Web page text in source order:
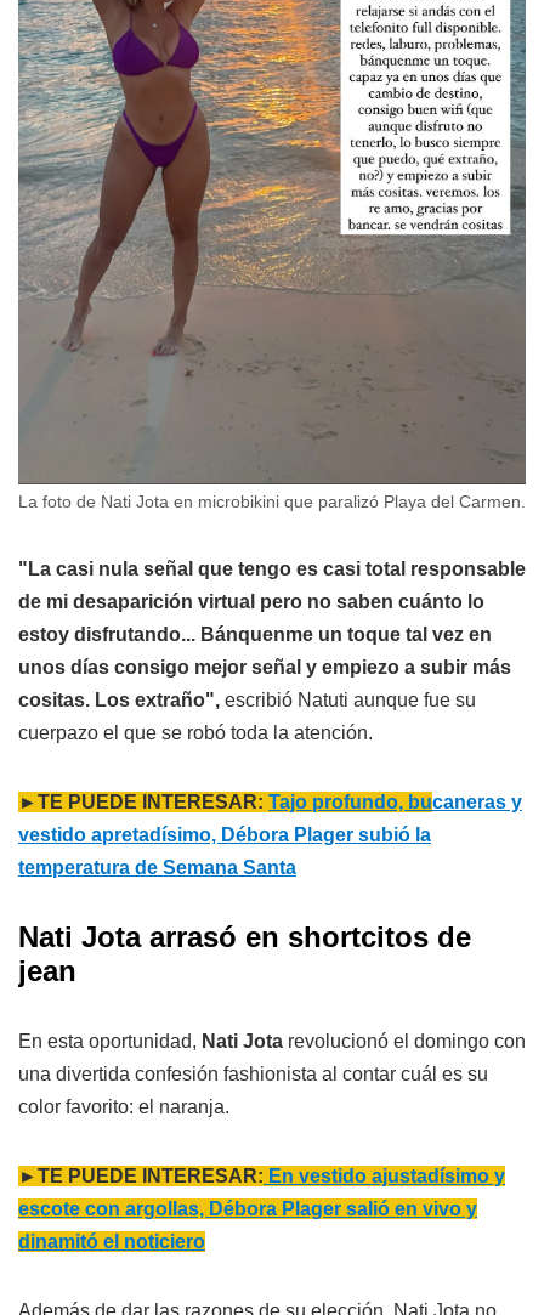
La foto de Nati Jota en microbikini que paralizó Playa del Carmen.
"La casi nula señal que tengo es casi total responsable
de mi desaparición virtual pero no saben cuánto lo
estoy disfrutando... Bánquenme un toque tal vez en
unos días consigo mejor señal y empiezo a subir más
cositas. Los extraño", escribió Natuti aunque fue su
cuerpazo el que se robó toda la atención.
►TE PUEDE INTERESAR: Tajo profundo, bucaneras y
vestido apretadísimo, Débora Plager subió la
temperatura de Semana Santa
Nati Jota arrasó en shortcitos de
jean
En esta oportunidad, Nati Jota revolucionó el domingo con
una divertida confesión fashionista al contar cuál es su
color favorito: el naranja.
►TE PUEDE INTERESAR: En vestido ajustadísimo y
escote con argollas, Débora Plager salió en vivo y
dinamitó el noticiero
Además de dar las razones de su elección, Nati Jota no